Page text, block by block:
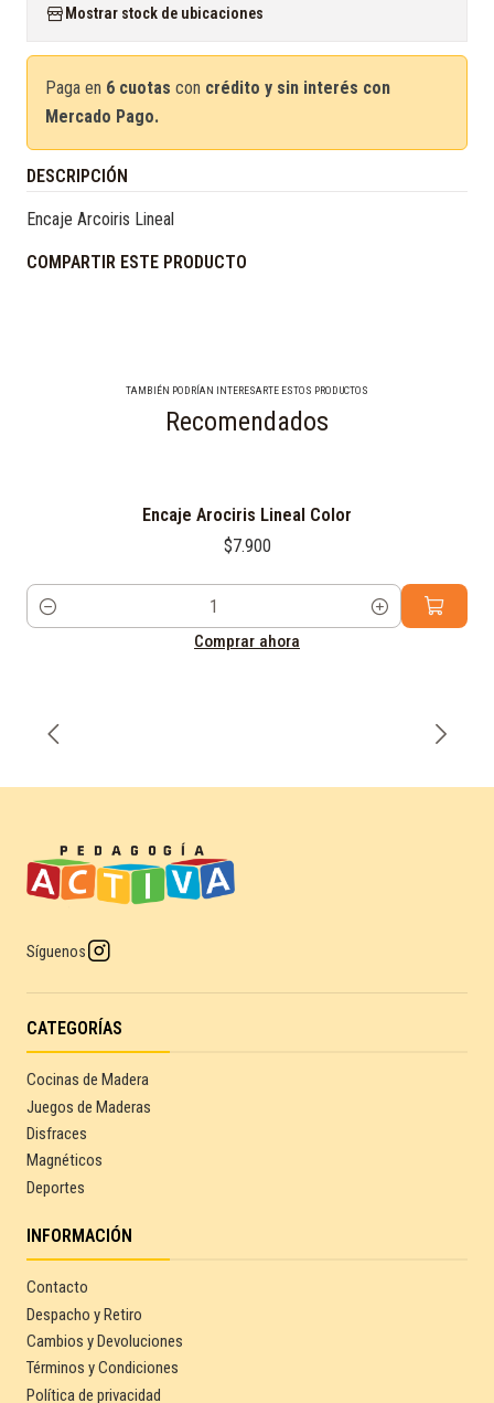
Mostrar stock de ubicaciones
Paga en 6 cuotas con crédito y sin interés con
Mercado Pago.
DESCRIPCIÓN
Encaje Arcoiris Lineal
COMPARTIR ESTE PRODUCTO
TAMBIÉN PODRÍAN INTERESARTE ESTOS PRODUCTOS
Recomendados
Encaje Arociris Lineal Color
$7.900
Cantidad
Comprar ahora
Síguenos
CATEGORÍAS
Cocinas de Madera
Juegos de Maderas
Disfraces
Magnéticos
Deportes
INFORMACIÓN
Contacto
Despacho y Retiro
Cambios y Devoluciones
Términos y Condiciones
Política de privacidad